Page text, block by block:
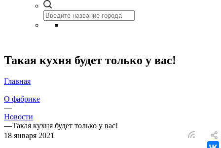
Такая кухня будет только у вас!
Главная
—
О фабрике
—
Новости
—Такая кухня будет только у вас!
18 января 2021